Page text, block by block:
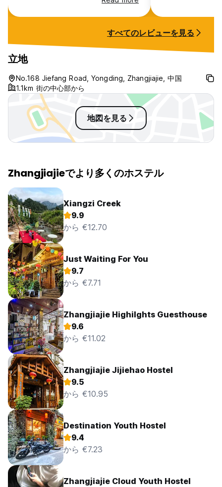
Tianmenshan. Personel is very
helpful and polite. Also they
also have laundry and drier
machine
guests are set
すべてのレビューを見る
立地
No.168 Jiefang Road, Yongding, Zhangjiajie, 中国
1.1km 街の中心部から
地図を見る
Zhangjiajieでより多くのホステル
Xiangzi Creek
9.9
から €12.70
Just Waiting For You
9.7
から €7.71
Zhangjiajie Highilghts Guesthouse
9.6
から €11.02
Zhangjiajie Jijiehao Hostel
9.5
から €10.95
Destination Youth Hostel
9.4
から €7.23
Zhangjiajie Cloud Youth Hostel